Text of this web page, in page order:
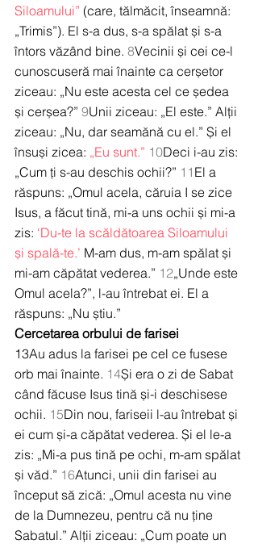
Siloamului” (care, tălmăcit, înseamnă:
„Trimis”). El s-a dus, s-a spălat și s-a
întors văzând bine. 8Vecinii și cei ce-l
cunoscuseră mai înainte ca cerșetor
ziceau: „Nu este acesta cel ce ședea
și cerșea?” 9Unii ziceau: „El este.” Alții
ziceau: „Nu, dar seamănă cu el.” Și el
însuși zicea: „Eu sunt.” 10Deci i-au zis:
„Cum ți s-au deschis ochii?” 11 El a
răspuns: „Omul acela, căruia I se zice
Isus, a făcut tină, mi-a uns ochii și mi-a
zis: ‘Du-te la scăldătoarea Siloamului
și spală-te.’ M-am dus, m-am spălat și
mi-am căpătat vederea.” 12„Unde este
Omul acela?”, l-au întrebat ei. El a
răspuns: „Nu știu.”
Cercetarea orbului de farisei
13Au adus la farisei pe cel ce fusese
orb mai înainte. 14Și era o zi de Sabat
când făcuse Isus tină și-i deschisese
ochii. 15Din nou, fariseii l-au întrebat și
ei cum și-a căpătat vederea. Și el le-a
zis: „Mi-a pus tină pe ochi, m-am spălat
și văd.” 16Atunci, unii din farisei au
început să zică: „Omul acesta nu vine
de la Dumnezeu, pentru că nu ține
Sabatul.” Alții ziceau: „Cum poate un